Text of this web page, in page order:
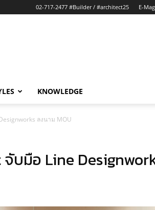
02-717-2477 #Builder / #architect25 E-
KNOWLEDGE
ลงนาม MOU
บมือ Line